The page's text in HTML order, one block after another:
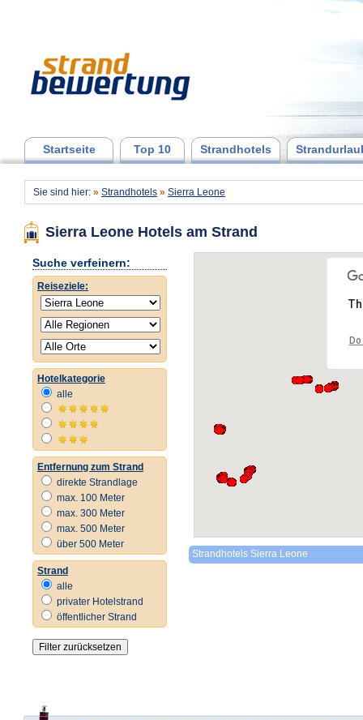
Startseite Top 10 Strandhotels
Sie sind hier: » Strandhotels » Sierra Leone
Sierra Leone Hotels am Strand
Suche verfeinern:
Reiseziele:
Hotelkategorie
alle
Entfernung zum Strand
direkte Strandlage
max. 100 Meter
max. 300 Meter
max. 500 Meter
über 500 Meter
Strand
alle
privater Hotelstrand
öffentlicher Strand
Strandhotels Sierra Leone